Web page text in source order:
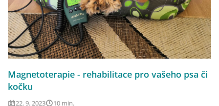
Magnetoterapie - rehabilitace pro vašeho psa či
kočku
22. 9. 2023 10 min.